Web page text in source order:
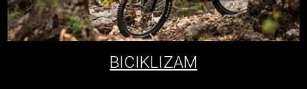
BICIKLIZAM